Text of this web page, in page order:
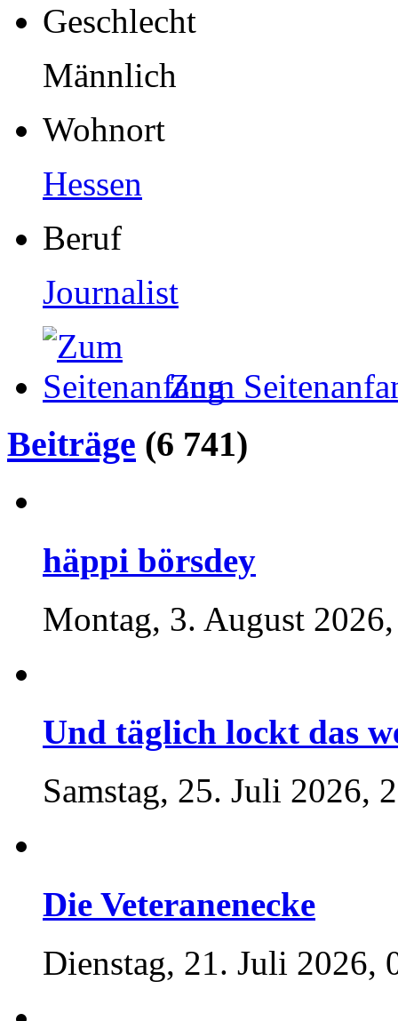
Geschlecht
Männlich
Wohnort
Hessen
Beruf
Journalist
Zum
Beiträge (6 741)
häppi börsdey
Montag, 3. August
Und täglich lockt das
Samstag, 25. Juli 2026,
Die Veteranenecke
Dienstag, 21. Juli 2026,